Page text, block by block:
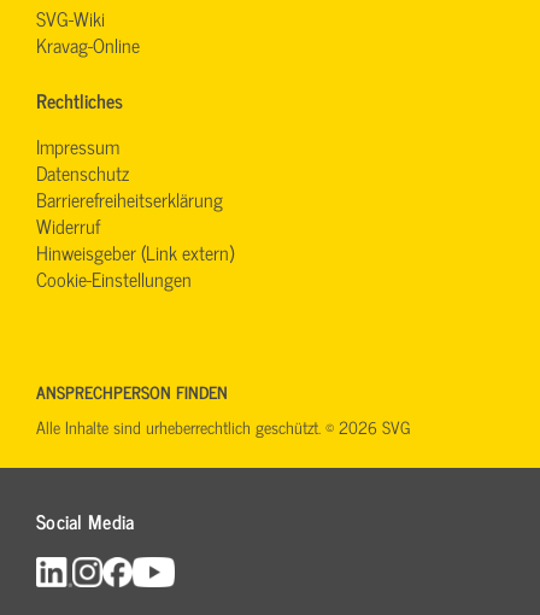
SVG-Wiki
Kravag-Online
Rechtliches
Impressum
Datenschutz
Barrierefreiheitserklärung
Widerruf
Hinweisgeber (Link extern)
Cookie-Einstellungen
Social Media
ANSPRECHPERSON FINDEN
Alle Inhalte sind urheberrechtlich geschützt. © 2026 SVG